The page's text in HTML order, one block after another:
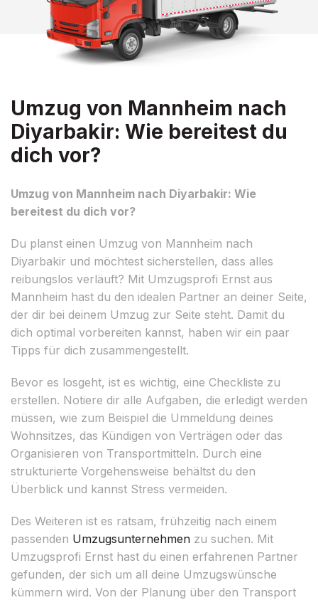
Umzug von Mannheim nach
Diyarbakir: Wie bereitest du
dich vor?
Umzug von Mannheim nach Diyarbakir: Wie
bereitest du dich vor?
Du planst einen Umzug von Mannheim nach
Diyarbakir und möchtest sicherstellen, dass alles
reibungslos verläuft? Mit Umzugsprofi Ernst aus
Mannheim hast du den idealen Partner an deiner Seite,
der dir bei deinem Umzug zur Seite steht. Damit du
dich optimal vorbereiten kannst, haben wir ein paar
Tipps für dich zusammengestellt.
Bevor es losgeht, ist es wichtig, eine Checkliste zu
erstellen. Notiere dir alle Aufgaben, die erledigt werden
müssen, wie zum Beispiel die Ummeldung deines
Wohnsitzes, das Kündigen von Verträgen oder das
Organisieren von Transportmitteln. Durch eine
strukturierte Vorgehensweise behältst du den
Überblick und kannst Stress vermeiden.
Des Weiteren ist es ratsam, frühzeitig nach einem
passenden Umzugsunternehmen zu suchen. Mit
Umzugsprofi Ernst hast du einen erfahrenen Partner
gefunden, der sich um all deine Umzugswünsche
kümmern wird. Von der Planung über den Transport